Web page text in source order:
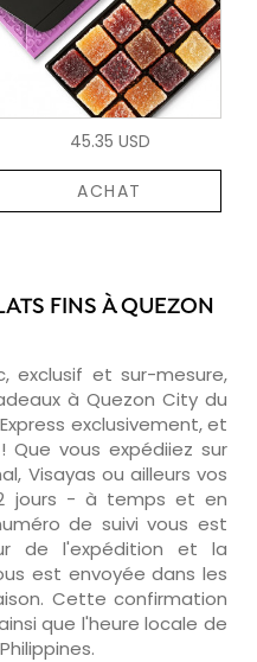
45.35 USD
ACHAT
FINS À QUEZON
exclusif et sur-mesure,
à Quezon City du
exclusivement, et
Que vous expédiiez sur
Visayas ou ailleurs vos
jours - à temps et en
de suivi vous est
de l'expédition et la
est envoyée dans les
Cette confirmation
que l'heure locale de